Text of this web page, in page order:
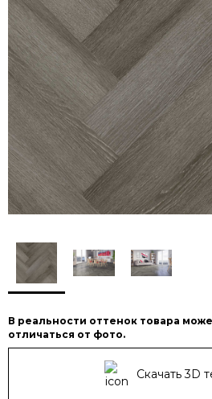
В реальности оттенок товара
отличаться от фото.
Скачать 3D